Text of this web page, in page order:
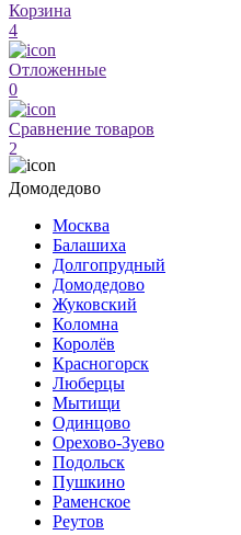
Корзина
4
Отложенные
0
Сравнение товаров
2
Домодедово
Москва
Балашиха
Долгопрудный
Домодедово
Жуковский
Коломна
Королёв
Красногорск
Люберцы
Мытищи
Одинцово
Орехово-Зуево
Подольск
Пушкино
Раменское
Реутов